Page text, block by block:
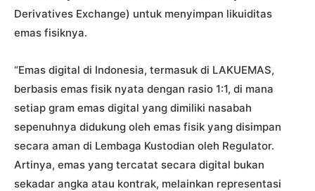
Derivatives Exchange) untuk menyimpan likuiditas
emas fisiknya.
“Emas digital di Indonesia, termasuk di LAKUEMAS,
berbasis emas fisik nyata dengan rasio 1:1, di mana
setiap gram emas digital yang dimiliki nasabah
sepenuhnya didukung oleh emas fisik yang disimpan
secara aman di Lembaga Kustodian oleh Regulator.
Artinya, emas yang tercatat secara digital bukan
sekadar angka atau kontrak, melainkan representasi